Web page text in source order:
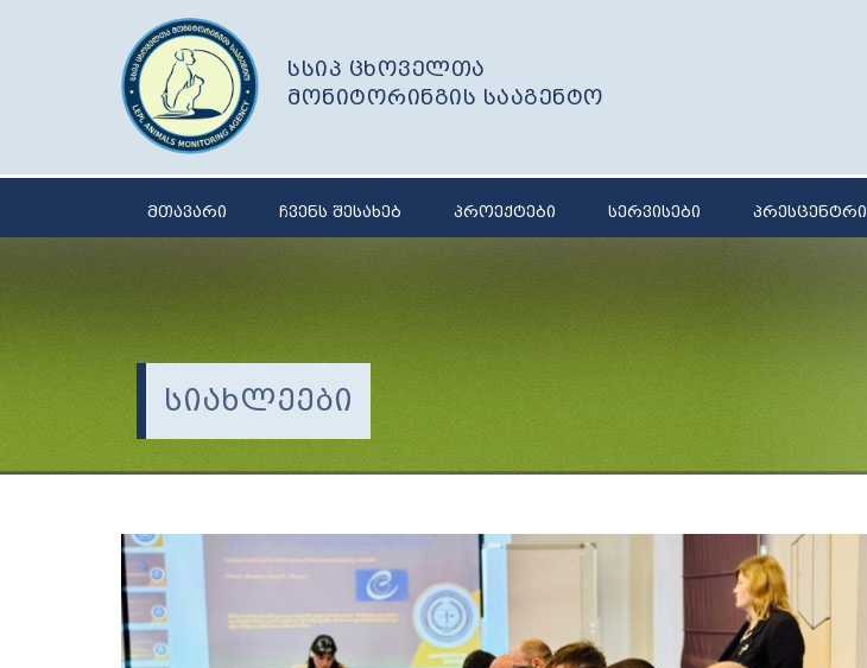
სსიპ ცხოველთა
მონიტორინგის სააგენტო
მთავარი ჩვენს შესახებ პროექტები სერვისები პრესცენტრი
სიახლეები